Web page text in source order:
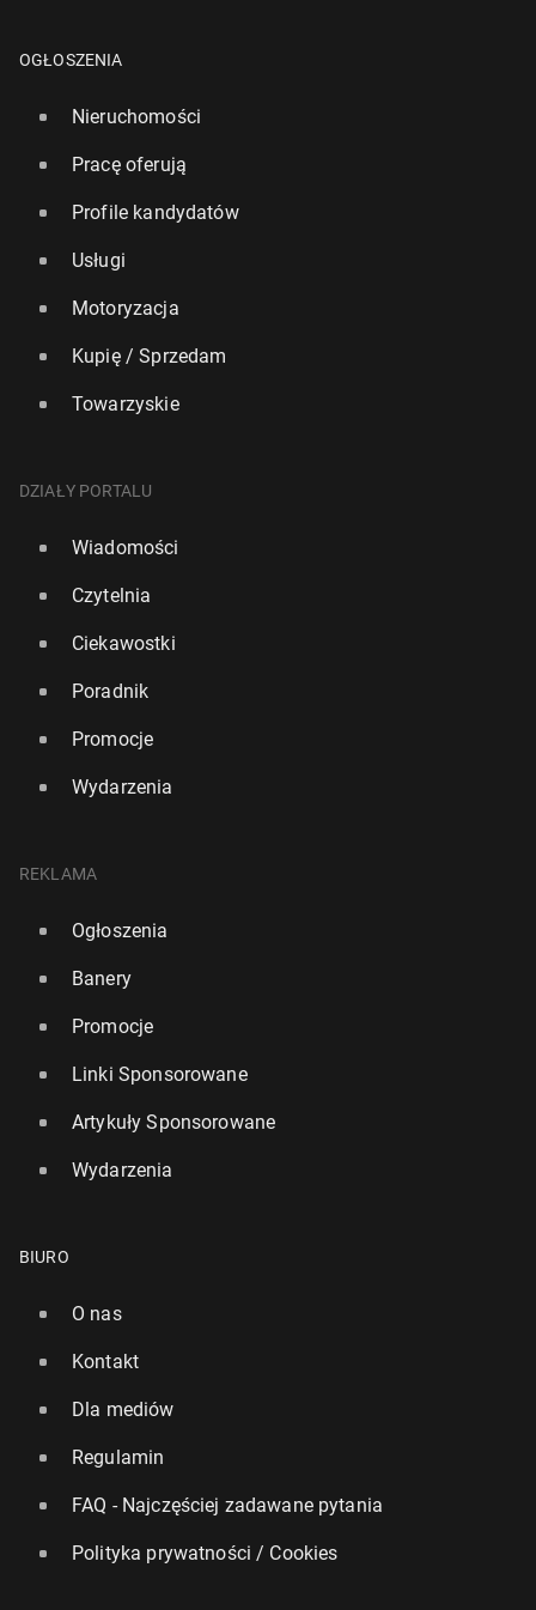
OGŁOSZENIA
Nieruchomości
Pracę oferują
Profile kandydatów
Usługi
Motoryzacja
Kupię / Sprzedam
Towarzyskie
DZIAŁY PORTALU
Wiadomości
Czytelnia
Ciekawostki
Poradnik
Promocje
Wydarzenia
REKLAMA
Ogłoszenia
Banery
Promocje
Linki Sponsorowane
Artykuły Sponsorowane
Wydarzenia
BIURO
O nas
Kontakt
Dla mediów
Regulamin
FAQ - Najczęściej zadawane pytania
Polityka prywatności / Cookies